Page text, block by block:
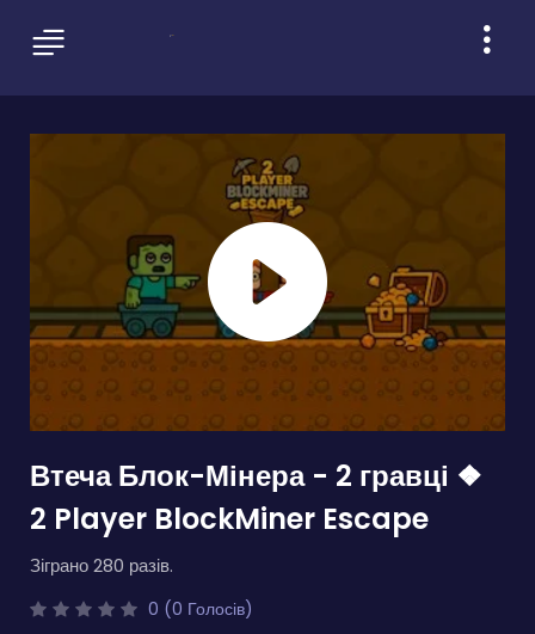
Втеча Блок-Мінера - 2 гравці ❖
2 Player BlockMiner Escape
Зіграно 280 разів.
0 (0 Голосів)